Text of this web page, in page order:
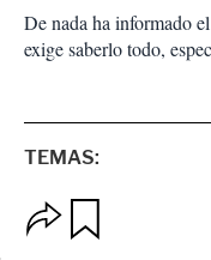
De nada ha informado
exige saberlo todo,
TEMAS:
p